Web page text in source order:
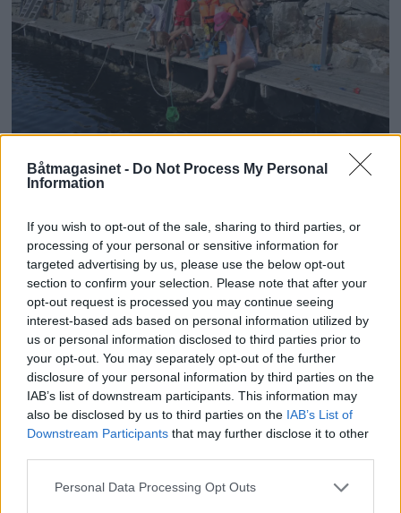
Båtmagasinet - Do Not Process My Personal
Information
If you wish to opt-out of the sale, sharing to third parties, or
processing of your personal or sensitive information for
targeted advertising by us, please use the below opt-out
section to confirm your selection. Please note that after your
opt-out request is processed you may continue seeing
interest-based ads based on personal information utilized by
us or personal information disclosed to third parties prior to
your opt-out. You may separately opt-out of the further
disclosure of your personal information by third parties on the
IAB’s list of downstream participants. This information may
also be disclosed by us to third parties on the IAB’s List of
Downstream Participants that may further disclose it to other
Personal Data Processing Opt Outs
og gardinene flagrer til sommerens pris,
mens barna på stranden der leker.
På moloen sitter en ulk av en kar,
klar,
men først skal den røykes på einer.
Se, der kommer Olette og Ludvig i lag,
snart heiser de flagget på torvet.
Det er sol og syriner i «streeten» i dag,
de får hvile hesten og horvet.
SOMMERPARADIS: Her er det populært om
sommeren for store og små.
Tips for turen inn
De fleste som ferdes langs
Telemarkskysten, søker ly bak Jomfrulands
lange rygg eller velger den trygge
transportetappen innenskjærs mot Kragerø.
Stråholmen krever mer oppmerksomhet av
skipperen. Farvannet rundt øya byr på urent
farvann med flere lumske grunner og
blindskjær, spesielt fra øst. Gå nøye